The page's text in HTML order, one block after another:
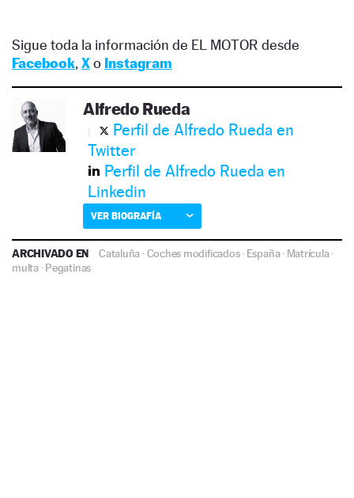
Sigue toda la información de EL MOTOR desde
Facebook, Xo Instagram
Alfredo Rueda
Perfil de Alfredo Rueda en
Twitter
Perfil de Alfredo Rueda en
Linkedin
VER BIOGRAFÍA
ARCHIVADO EN Cataluña ·Coches modificados· España· Matrícula·
multa·Pegatinas